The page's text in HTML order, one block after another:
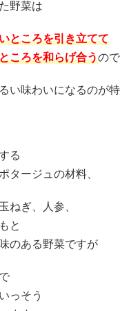
野菜は
ところを引き立てて
ころを和らげ合うので
い味わいになるのが
る
タージュの材料、
ねぎ、人参、
と
のある野菜ですが
っそう